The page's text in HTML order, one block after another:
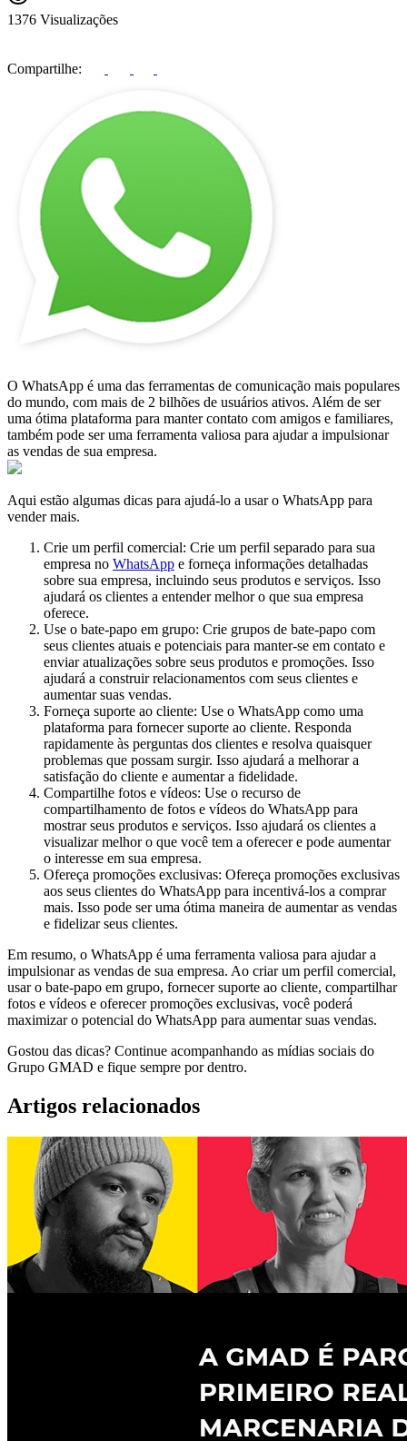
1376 Visualizações
Compartilhe:
O WhatsApp é uma das ferramentas de comunicação mais populares
do mundo, com mais de 2 bilhões de usuários ativos. Além de ser
uma ótima plataforma para manter contato com amigos e familiares,
também pode ser uma ferramenta valiosa para ajudar a impulsionar
as vendas de sua empresa.
Aqui estão algumas dicas para ajudá-lo a usar o WhatsApp para
vender mais.
Crie um perfil comercial: Crie um perfil separado para sua
empresa no WhatsApp e forneça informações detalhadas
sobre sua empresa, incluindo seus produtos e serviços. Isso
ajudará os clientes a entender melhor o que sua empresa
oferece.
Use o bate-papo em grupo: Crie grupos de bate-papo com
seus clientes atuais e potenciais para manter-se em contato e
enviar atualizações sobre seus produtos e promoções. Isso
ajudará a construir relacionamentos com seus clientes e
aumentar suas vendas.
Forneça suporte ao cliente: Use o WhatsApp como uma
plataforma para fornecer suporte ao cliente. Responda
rapidamente às perguntas dos clientes e resolva quaisquer
problemas que possam surgir. Isso ajudará a melhorar a
satisfação do cliente e aumentar a fidelidade.
Compartilhe fotos e vídeos: Use o recurso de
compartilhamento de fotos e vídeos do WhatsApp para
mostrar seus produtos e serviços. Isso ajudará os clientes a
visualizar melhor o que você tem a oferecer e pode aumentar
o interesse em sua empresa.
Ofereça promoções exclusivas: Ofereça promoções exclusivas
aos seus clientes do WhatsApp para incentivá-los a comprar
mais. Isso pode ser uma ótima maneira de aumentar as vendas
e fidelizar seus clientes.
Em resumo, o WhatsApp é uma ferramenta valiosa para ajudar a
impulsionar as vendas de sua empresa. Ao criar um perfil comercial,
usar o bate-papo em grupo, fornecer suporte ao cliente, compartilhar
fotos e vídeos e oferecer promoções exclusivas, você poderá
maximizar o potencial do WhatsApp para aumentar suas vendas.
Gostou das dicas? Continue acompanhando as mídias sociais do
Grupo GMAD e fique sempre por dentro.
Artigos relacionados